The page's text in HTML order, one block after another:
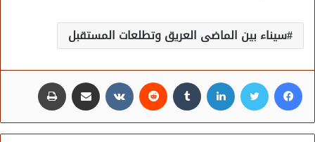
سيناء بين الماضى العريق وتطلعات المستقبل
فيسبوك تويتر لينكدإن مشاركة عبر البريد